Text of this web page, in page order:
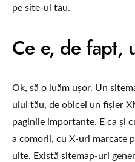
pe site-ul tău.
Ce e, de fapt,
Ok, să o luăm ușor. Un
ului tău, de obicei un fișier
paginile importante. E ca și
a comorii, cu X-uri marcate
uite. Există sitemap-uri